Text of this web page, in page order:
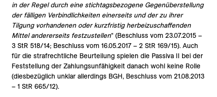
in der Regel durch eine stichtagsbezogene Gegenüberstellung
der fälligen Verbindlichkeiten einerseits und der zu ihrer
Tilgung vorhandenen oder kurzfristig herbeizuschaffenden
Mittel andererseits festzustellen“ (Beschluss vom 23.07.2015 –
3 StR 518/14; Beschluss vom 16.05.2017 – 2 StR 169/15). Auch
für die strafrechtliche Beurteilung spielen die Passiva II bei der
Feststellung der Zahlungsunfähigkeit danach wohl keine Rolle
(diesbezüglich unklar allerdings BGH, Beschluss vom 21.08.2013
– 1 StR 665/12).